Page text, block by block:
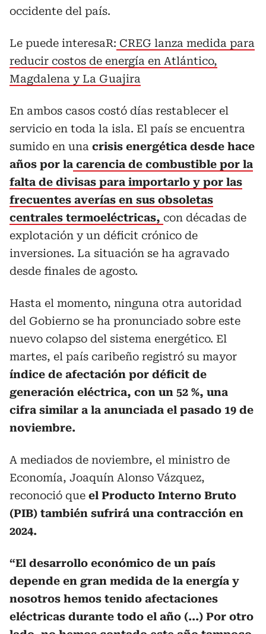
occidente del país.
Le puede interesaR: CREG lanza medida para
reducir costos de energía en Atlántico,
Magdalena y La Guajira
En ambos casos costó días restablecer el
servicio en toda la isla. El país se encuentra
sumido en una crisis energética desde hace
años por la carencia de combustible por la
falta de divisas para importarlo y por las
frecuentes averías en sus obsoletas
centrales termoeléctricas, con décadas de
explotación y un déficit crónico de
inversiones. La situación se ha agravado
desde finales de agosto.
Hasta el momento, ninguna otra autoridad
del Gobierno se ha pronunciado sobre este
nuevo colapso del sistema energético. El
martes, el país caribeño registró su mayor
índice de afectación por déficit de
generación eléctrica, con un 52 %, una
cifra similar a la anunciada el pasado 19 de
noviembre.
A mediados de noviembre, el ministro de
Economía, Joaquín Alonso Vázquez,
reconoció que el Producto Interno Bruto
(PIB) también sufrirá una contracción en
2024.
“El desarrollo económico de un país
depende en gran medida de la energía y
nosotros hemos tenido afectaciones
eléctricas durante todo el año (...) Por otro